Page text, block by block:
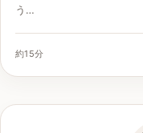
う…
約15分